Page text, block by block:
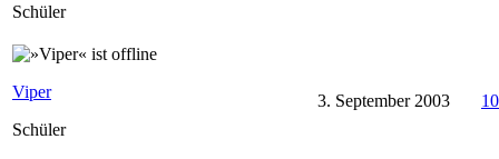
Schüler
Viper
Schüler
3. September 2003